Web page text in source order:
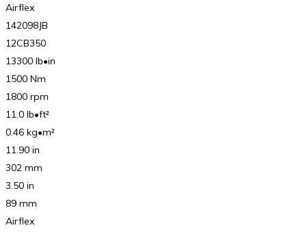
Airflex
142098JB
12CB350
13300 lb•in
1500 Nm
1800 rpm
11.0 lb•ft²
0.46 kg•m²
11.90 in
302 mm
3.50 in
89 mm
Airflex